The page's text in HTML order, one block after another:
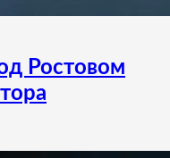
Ростовом